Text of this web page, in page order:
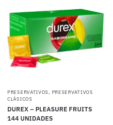
PRESERVATIVOS, PRESERVATIVOS
CLÁSICOS
DUREX – PLEASURE FRUITS
144 UNIDADES